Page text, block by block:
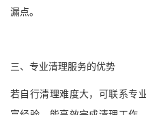
漏点。
三、专业清理服务的优势
若自行清理难度大，可联系专